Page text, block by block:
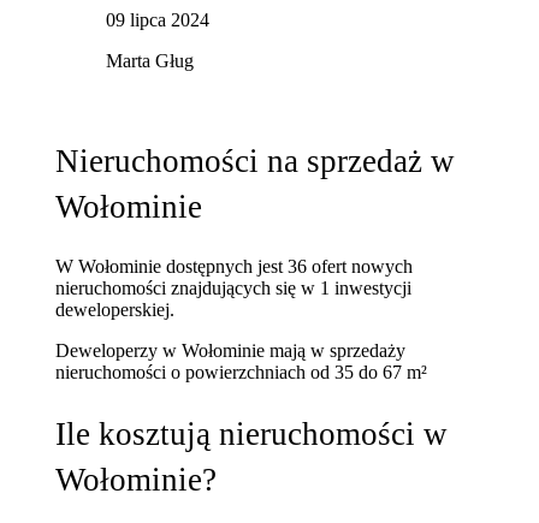
09 lipca 2024
Marta Gług
Nieruchomości na sprzedaż w
Wołominie
W Wołominie dostępnych jest 36 ofert nowych
nieruchomości znajdujących się w 1 inwestycji
deweloperskiej.
Deweloperzy w Wołominie mają w sprzedaży
nieruchomościo powierzchniach od 35 do 67 m²
Ile kosztują nieruchomości w
Wołominie?